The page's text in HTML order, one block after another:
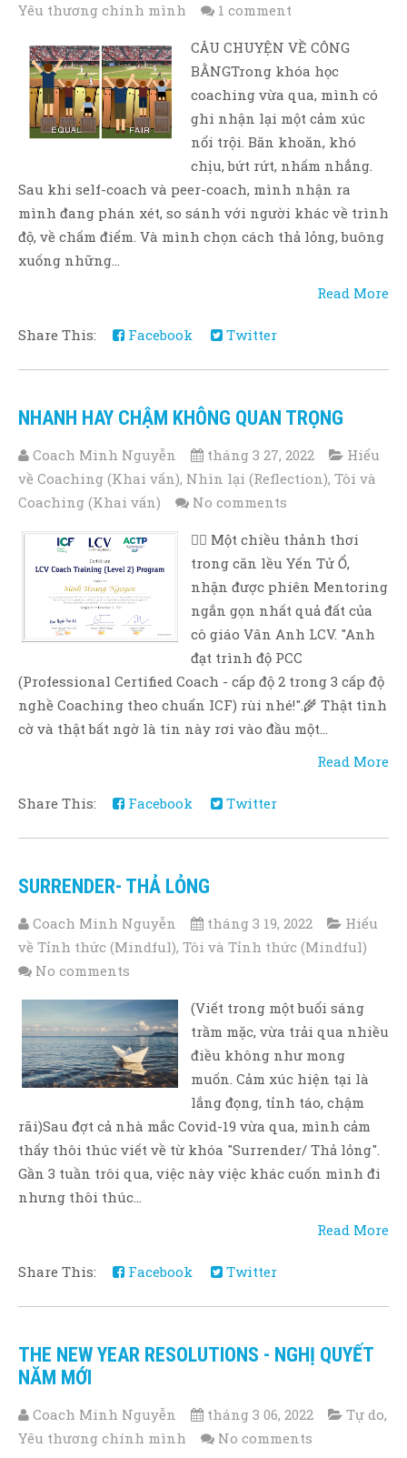
Yêu thương chính mình
1 comment
CÂU CHUYỆN VỀ CÔNG
BẰNGTrong khóa học
coaching vừa qua, mình có
ghi nhận lại một cảm xúc
nổi trội. Băn khoăn, khó
chịu, bứt rứt, nhấm nhẳng.
Sau khi self-coach và peer-coach, mình nhận ra
mình đang phán xét, so sánh với người khác về trình
độ, về chấm điểm. Và mình chọn cách thả lỏng, buông
xuống những...
Read More
Share This: Facebook Twitter
NHANH HAY CHẬM KHÔNG QUAN TRỌNG
Coach Minh Nguyễn tháng 3 27, 2022
Hiểu
về Coaching (Khai vấn), Nhìn lại (Reflection), Tôi và
Coaching (Khai vấn)
No comments
🧚‍♂ Một chiều thảnh thơi
trong căn lều Yến Tử Ổ,
nhận được phiên Mentoring
ngắn gọn nhất quả đất của
cô giáo Vân Anh LCV. "Anh
đạt trình độ PCC
(Professional Certified Coach - cấp độ 2 trong 3 cấp độ
nghề Coaching theo chuẩn ICF) rùi nhé!".🌾 Thật tình
cờ và thật bất ngờ là tin này rơi vào đầu một...
Read More
Share This: Facebook Twitter
SURRENDER- THẢ LỎNG
Coach Minh Nguyễn tháng 3 19, 2022
Hiểu
về Tỉnh thức (Mindful), Tôi và Tỉnh thức (Mindful)
No comments
(Viết trong một buổi sáng
trầm mặc, vừa trải qua nhiều
điều không như mong
muốn. Cảm xúc hiện tại là
lắng đọng, tỉnh táo, chậm
rãi)Sau đợt cả nhà mắc Covid-19 vừa qua, mình cảm
thấy thôi thúc viết về từ khóa "Surrender/ Thả lỏng".
Gần 3 tuần trôi qua, việc này việc khác cuốn mình đi
nhưng thôi thúc...
Read More
Share This: Facebook Twitter
THE NEW YEAR RESOLUTIONS - NGHỊ QUYẾT
NĂM MỚI
Coach Minh Nguyễn tháng 3 06, 2022 Tự do,
Yêu thương chính mình
No comments